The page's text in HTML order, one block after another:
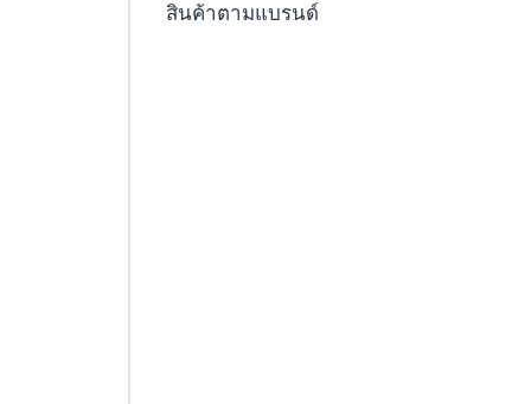
สินค้าตามแบรนด์